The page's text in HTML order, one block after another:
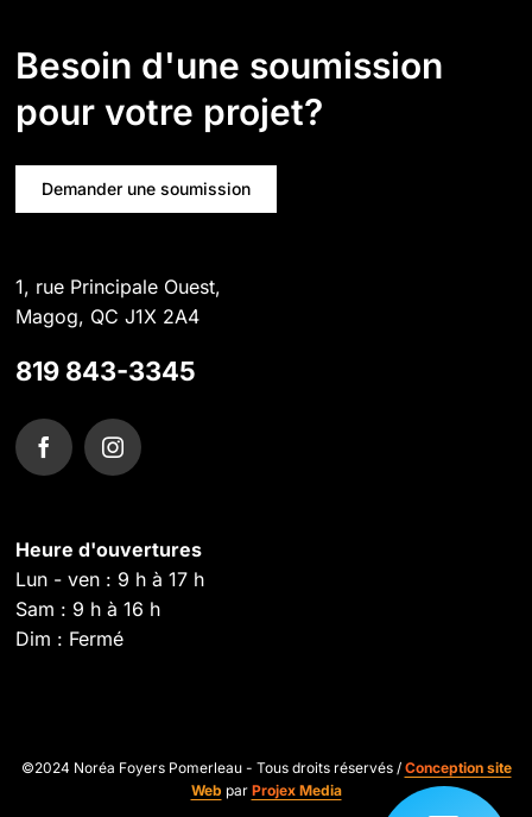
Besoin d'une soumission
pour votre projet?
Demander une soumission
1, rue Principale Ouest,
Magog, QC J1X 2A4
819 843-3345
Heure d'ouvertures
Lun - ven : 9 h à 17 h
Sam : 9 h à 16 h
Dim : Fermé
©2024 Noréa Foyers Pomerleau - Tous droits réservés / Conception site
Web par Projex Media